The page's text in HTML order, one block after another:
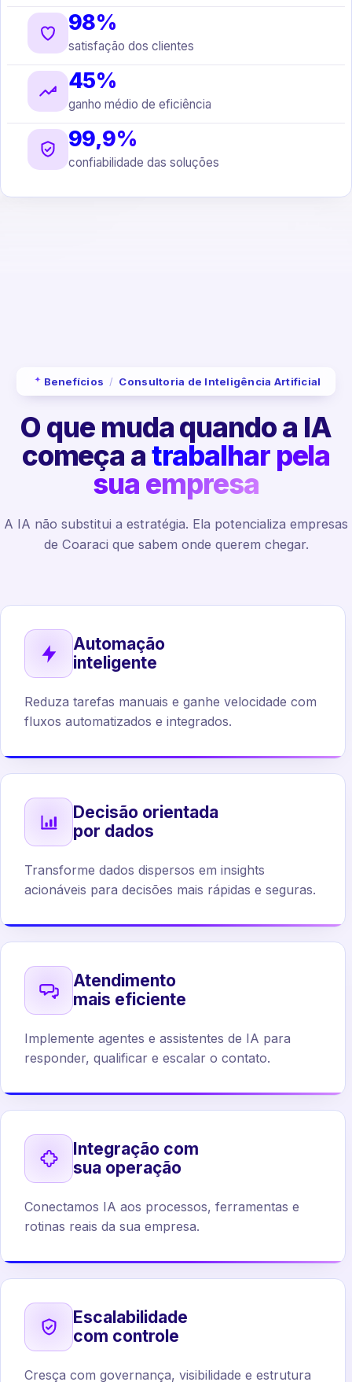
98%
satisfação dos clientes
45%
ganho médio de eficiência
99,9%
confiabilidade das soluções
Benefícios / Consultoria de Inteligência Artificial
O que muda quando a IA
começa atrabalhar pela
sua empresa
A IA não substitui a estratégia. Ela potencializa empresas
de Coaraci que sabem onde querem chegar.
Automação
inteligente
Reduza tarefas manuais e ganhe velocidade com
fluxos automatizados e integrados.
Decisão orientada
por dados
Transforme dados dispersos em insights
acionáveis para decisões mais rápidas e seguras.
Atendimento
mais eficiente
Implemente agentes e assistentes de IA para
responder, qualificar e escalar o contato.
Integração com
sua operação
Conectamos IA aos processos, ferramentas e
rotinas reais da sua empresa.
Escalabilidade
com controle
Cresça com governança, visibilidade e estrutura